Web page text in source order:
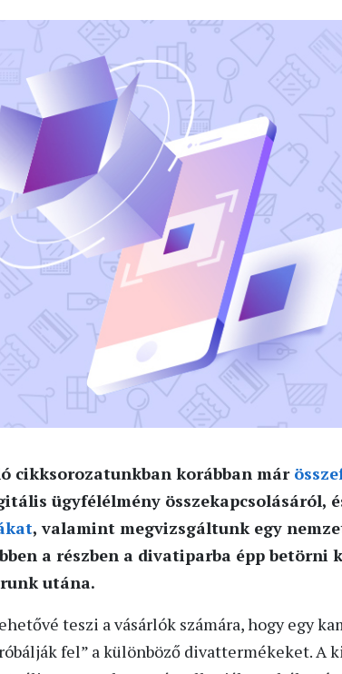
cikksorozatunkban korábban már
ügyfélélmény összekapcsolásáról,
, valamint megvizsgáltunk egy
a részben a divatiparba épp betörni
utána.
teszi a vásárlók számára, hogy egy
fel” a különböző divattermékeket. A